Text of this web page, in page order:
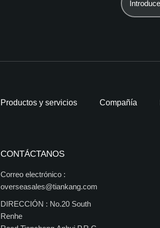
Productos y servicios Compañía
CONTÁCTANOS
Correo electrónico :
overseasales@tiankang.com
DIRECCIÓN : No.20 South
Renhe